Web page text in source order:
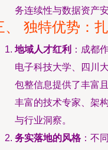
务连续性与数据资产安
、 独特优势：
地域人才红利 ：成都
电子科技大学、四川
包整信息提供了丰富
丰富的技术专家、架
与行业洞察。
务实落地的风格：不